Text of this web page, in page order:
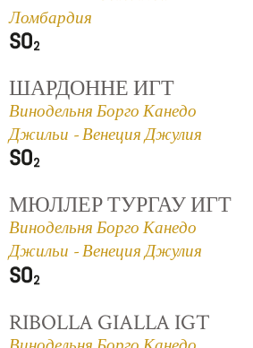
Ломбардия
ШАРДОННЕ ИГТ
Винодельня Борго Канедо
Джильи - Венеция Джулия
МЮЛЛЕР ТУРГАУ ИГТ
Винодельня Борго Канедо
Джильи - Венеция Джулия
RIBOLLA GIALLA IGT